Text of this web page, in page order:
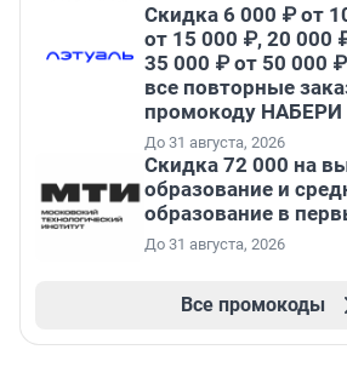
Скидка 6 000 ₽ от
от 15 000 ₽, 20 000
35 000 ₽ от 50 000
все повторные
промокоду НАБЕРИ
До 31 августа, 2026
Скидка 72 000 на
образование и
образование в
До 31 августа, 2026
Все промокоды